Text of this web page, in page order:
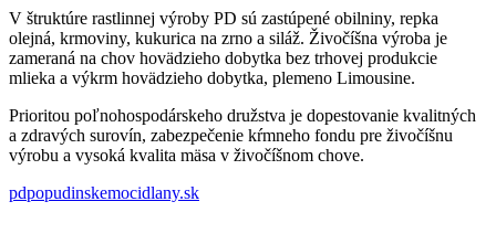
V štruktúre rastlinnej výroby PD sú zastúpené obilniny, repka
olejná, krmoviny, kukurica na zrno a siláž. Živočíšna výroba je
zameraná na chov hovädzieho dobytka bez trhovej produkcie
mlieka a výkrm hovädzieho dobytka, plemeno Limousine.
Prioritou poľnohospodárskeho družstva je dopestovanie kvalitných
a zdravých surovín, zabezpečenie kŕmneho fondu pre živočíšnu
výrobu a vysoká kvalita mäsa v živočíšnom chove.
pdpopudinskemocidlany.sk